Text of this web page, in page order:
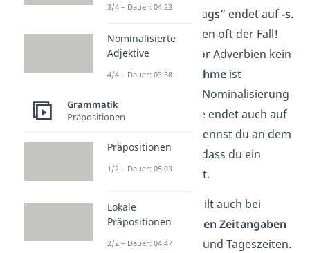
Das Adverb „montags“ endet auf-s.
Das ist bei Adverbien oft der Fall!
Außerdem steht vor Adverbien kein
Artikel. EineAusnahmeist
beispielsweise die Nominalisierung
„eines Abends“, sie endet auch auf
„-s“. Allerdings erkennst du an dem
Begleiter„eines“, dass du ein
Nomen vor dir hast.
Die gleiche Regel gilt auch bei
zusammengesetzten Zeitangaben
aus Wochentagen und Tageszeiten.
3/4 – Dauer: 04:23
Nominalisierte
Adjektive
4/4 – Dauer: 03:58
Grammatik
Präpositionen
Präpositionen
1/2 – Dauer: 05:03
Lokale
Präpositionen
2/2 – Dauer: 04:47